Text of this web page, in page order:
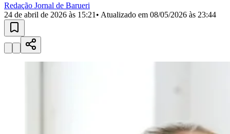
RegiãoCotiaCruz PretaEngenho Novo
MilitarItapeviJandiraJardim AudirJardim BelvalJardim
EsperançaJardim Graziela
JulioJardim Líbano
MutingaJardim Paraíso
Jardim São Pedro Jardim SilveiraJardim
Redação Jornal de Barueri
24 de abril de 2026 às 15:21 • Atualizado em 08/05/2026 às 23:44